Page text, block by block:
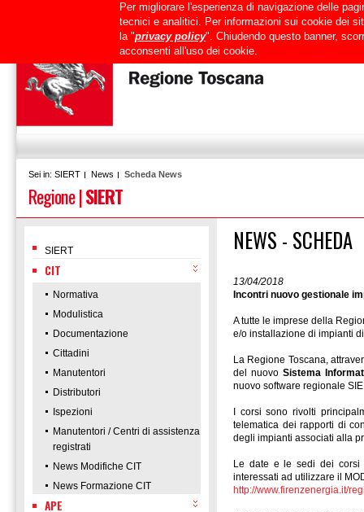
Mappa del sito RTRT Intranet
Sei in: SIERT News Scheda News
Regione|SIERT
SIERT
CIT
Normativa
Modulistica
Documentazione
Cittadini
Manutentori
Distributori
Ispezioni
Manutentori / Centri di assistenza
registrati
News Modifiche CIT
News Formazione CIT
APE
NEWS - SCHEDA
13/04/2018
Incontri nuovo gestionale
A tutte le imprese della
e/o installazione di impianti
La Regione Toscana,
del nuovo Sistema
nuovo software regionale
I corsi sono rivolti
telematica dei rapporti di
degli impianti associati alla
Le date e le sedi dei corsi
interessati ad utilizzare il
http://www.firenzenergia.it/
Per migliorare l'esperienza di navigazione delle
tecnici e analitici. Per informazioni sui cookie dei
la "privacy policy". Chiudendo questo banner,
acconsenti all'uso dei cookie.